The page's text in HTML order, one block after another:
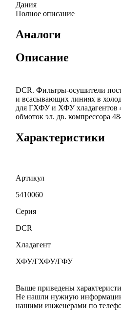
Дания
Полное описание
Аналоги
Описание
DCR. Фильтры-осушители
и всасывающих линиях в
для ГХФУ и ХФУ хладагентов
обмоток эл. дв. компрессора
Характеристики
Артикул
5410060
Серия
DCR
Хладагент
ХФУ/ГХФУ/ГФУ
Выше приведены
Не нашли нужную
нашими инженерами по